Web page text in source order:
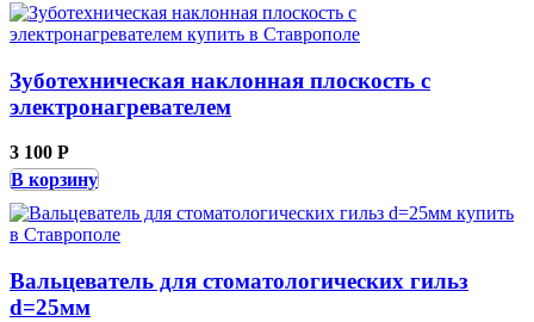
Зуботехническая наклонная плоскость c
электронагревателем
3 100 Р
В корзину
Вальцеватель для стоматологических гильз
d=25мм